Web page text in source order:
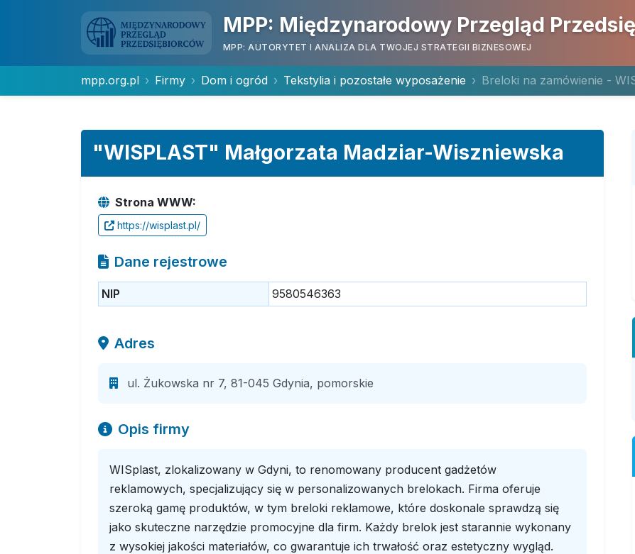
MPP: Międzynarodowy Przegląd
MPP: AUTORYTET I ANALIZA DLA TWOJEJ STRATEGII BIZNESOWEJ
mpp.org.pl Firmy Dom i ogród Tekstylia i pozostałe wyposażenie Breloki na zamówienie -
"WISPLAST" Małgorzata Madziar-Wiszniewska
Strona WWW:
https://wisplast.pl/
Dane rejestrowe
NIP 9580546363
Adres
ul. Żukowska nr 7, 81-045 Gdynia, pomorskie
Opis firmy
WISplast, zlokalizowany w Gdyni, to renomowany producent gadżetów
reklamowych, specjalizujący się w personalizowanych brelokach. Firma oferuje
szeroką gamę produktów, w tym breloki reklamowe, które doskonale sprawdzą się
jako skuteczne narzędzie promocyjne dla firm. Każdy brelok jest starannie wykonany
z wysokiej jakości materiałów, co gwarantuje ich trwałość oraz estetyczny wygląd.